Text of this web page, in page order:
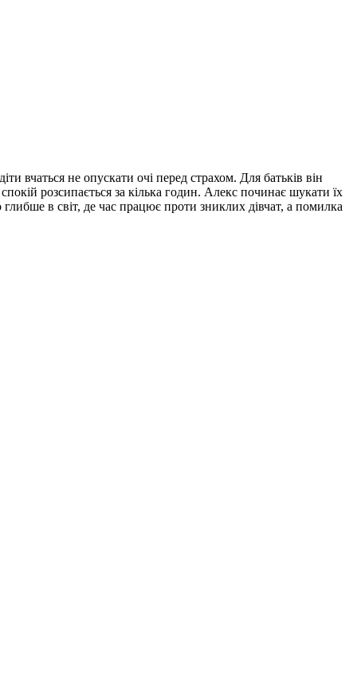
вчаться не опускати очі перед страхом. Для батьків він
розсипається за кілька годин. Алекс починає шукати їх
в світ, де час працює проти зниклих дівчат, а помилка